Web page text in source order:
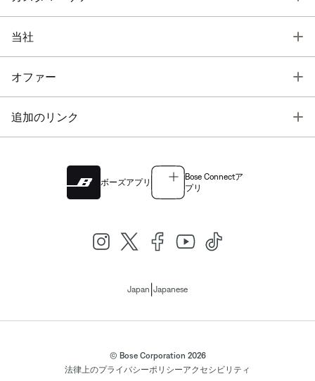
当社
オファー
追加のリンク
ボーズアプリ
Bose Connectア
プリ
Japan Japanese
© Bose Corporation 2026
法律上のプライバシーポリシーアクセシビリティ